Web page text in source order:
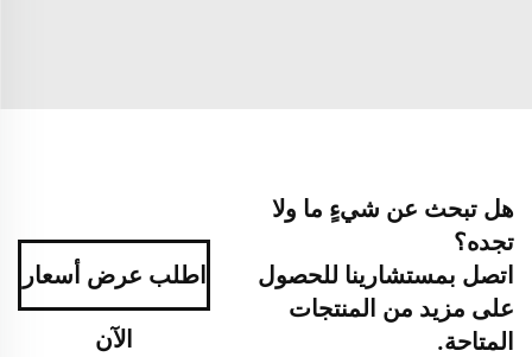
هل تبحث عن شيءٍ ما ولا
تجده؟
اتصل بمستشارينا للحصول
على مزيد من المنتجات
المتاحة.
اطلب عرض أسعار
الآن